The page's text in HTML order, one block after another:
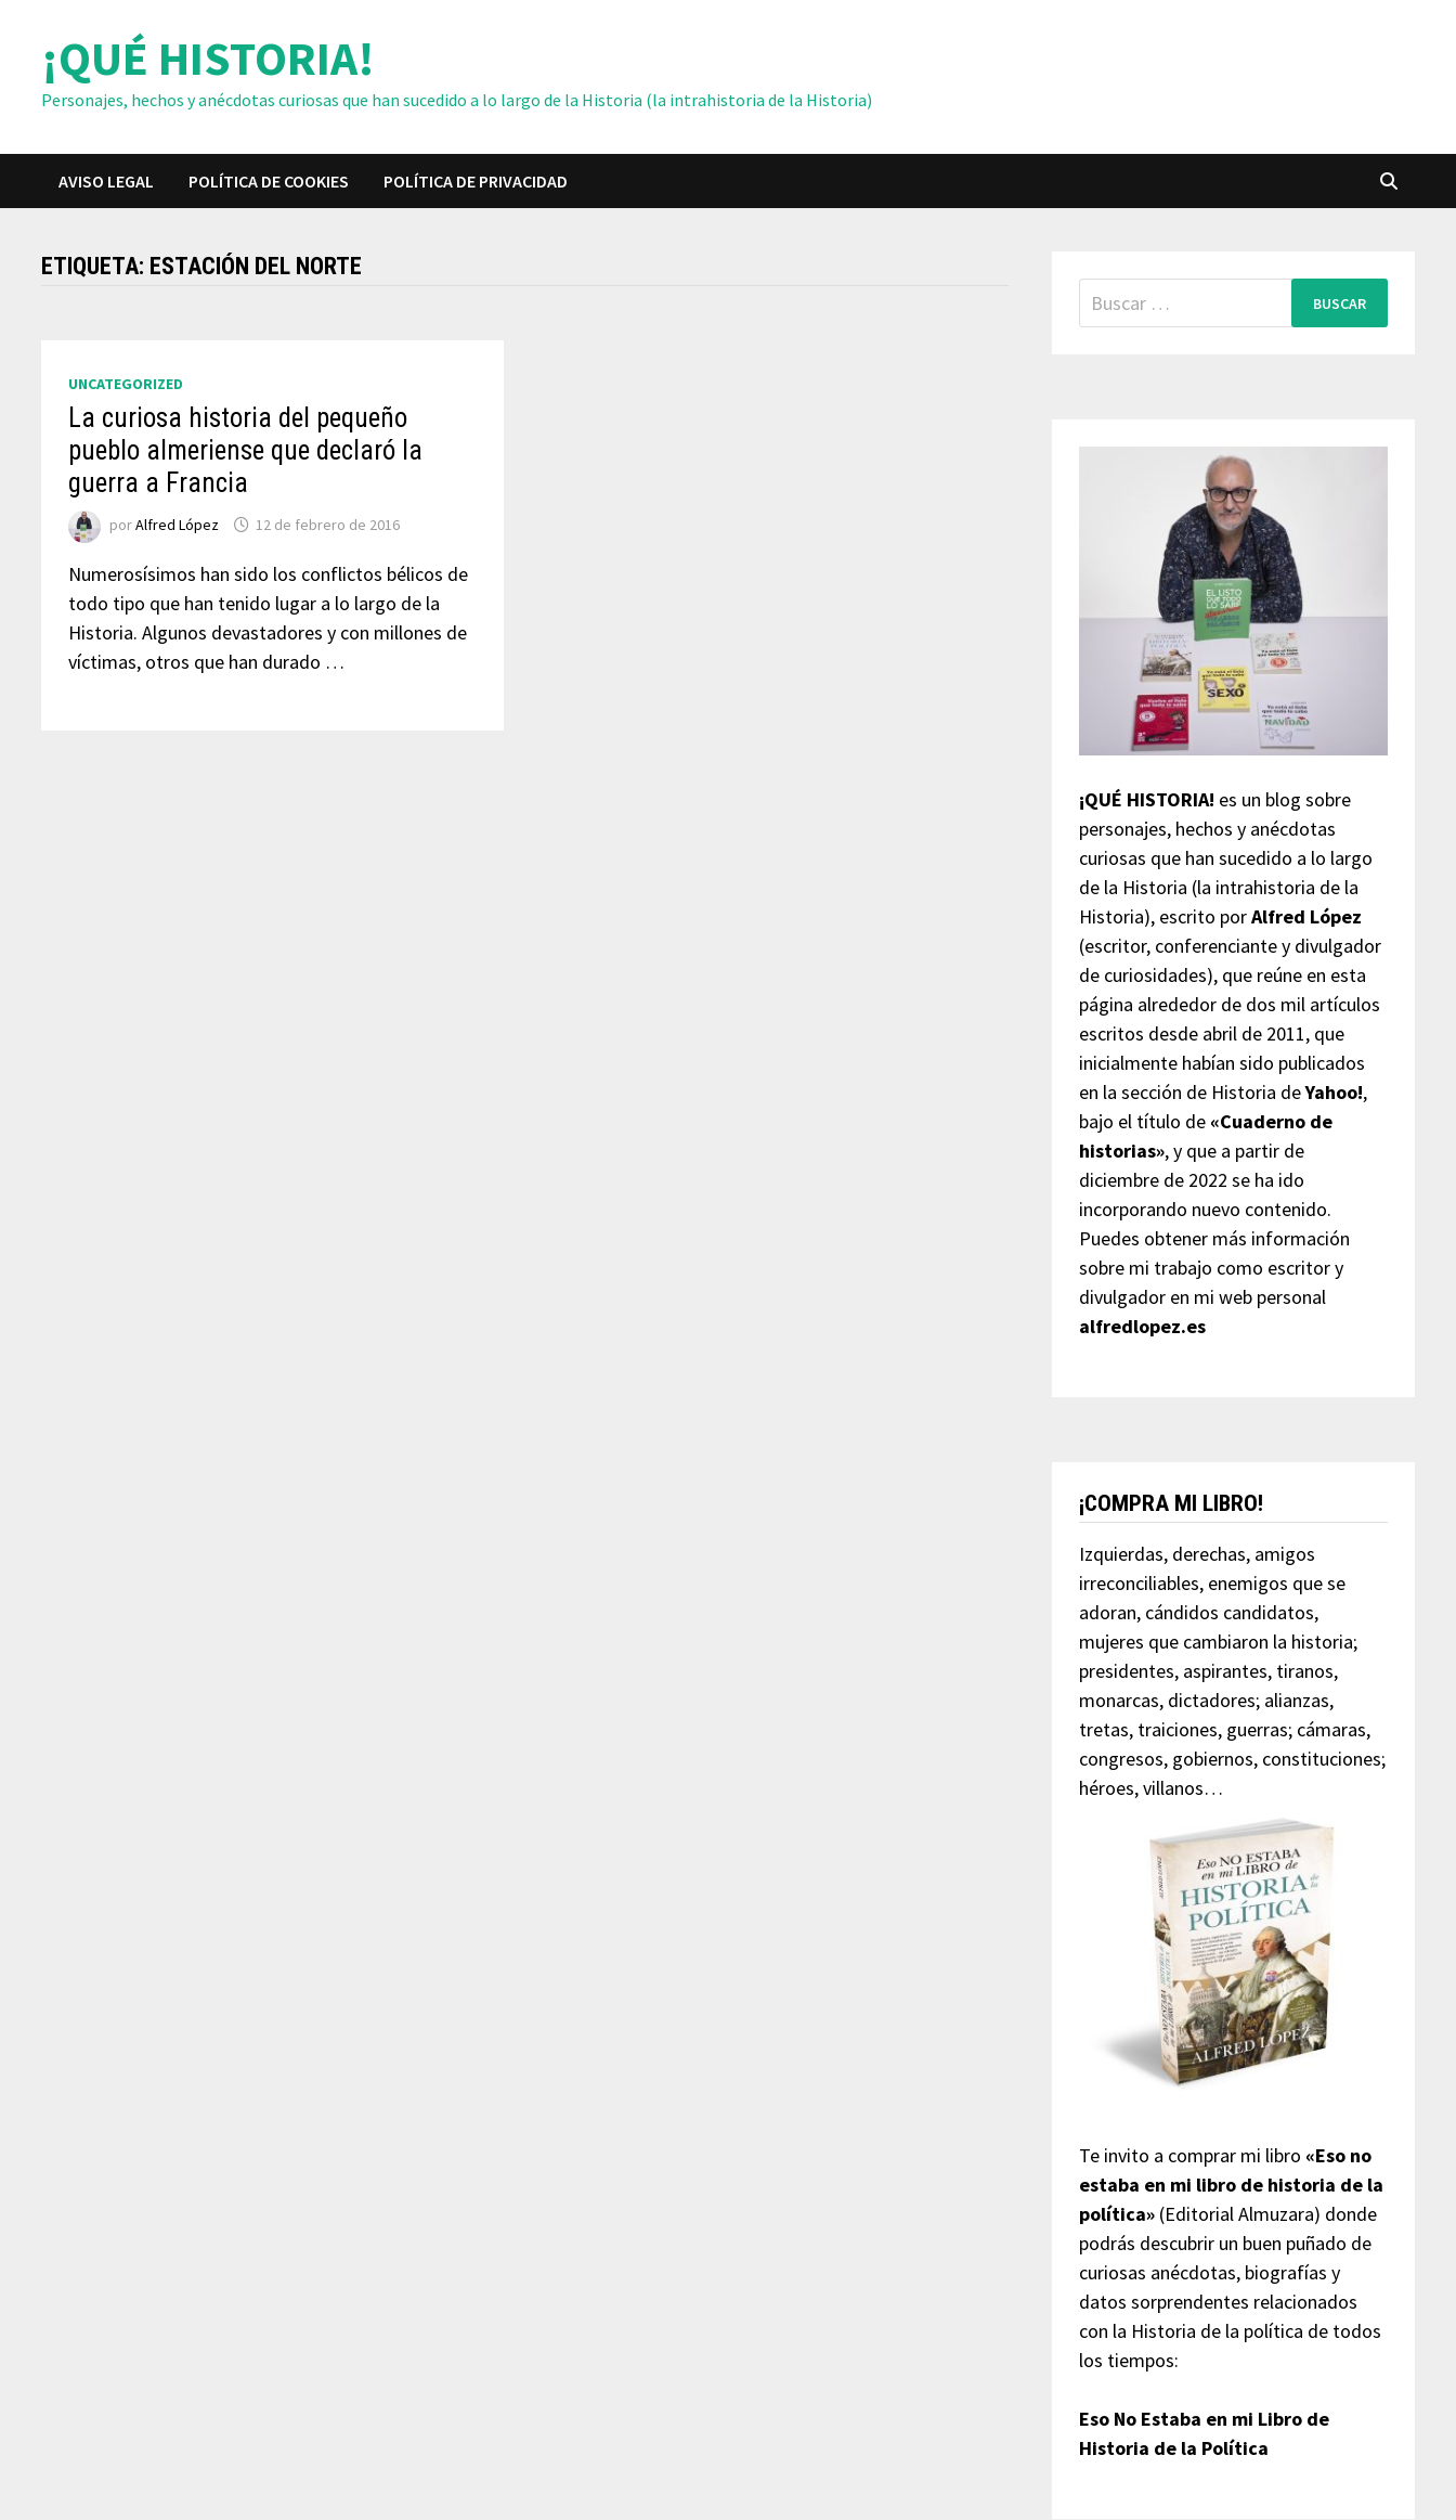
contenido¡QUÉ HISTORIA!
Personajes, hechos y anécdotas curiosas que han sucedido a lo largo de la Historia (la intrahistoria de la Historia)
AVISO LEGAL POLÍTICA DE COOKIES POLÍTICA DE PRIVACIDAD
ETIQUETA: ESTACIÓN DEL NORTE
UNCATEGORIZED
La curiosa historia del pequeño
pueblo almeriense que declaró la
guerra a Francia
porAlfred López 12 de febrero de 2016
Numerosísimos han sido los conflictos bélicos de
todo tipo que han tenido lugar a lo largo de la
Historia. Algunos devastadores y con millones de
víctimas, otros que han durado …
Buscar:
¡QUÉ HISTORIA! es un blog sobre
personajes, hechos y anécdotas
curiosas que han sucedido a lo largo
de la Historia (la intrahistoria de la
Historia), escrito porAlfred López
(escritor, conferenciante y divulgador
de curiosidades), que reúne en esta
página alrededor de dos mil artículos
escritos desde abril de 2011, que
inicialmente habían sido publicados
en la sección de Historia deYahoo!,
bajo el título de «Cuaderno de
historias», y que a partir de
diciembre de 2022 se ha ido
incorporando nuevo contenido.
Puedes obtener más información
sobre mi trabajo como escritor y
divulgador en mi web personal
alfredlopez.es
¡COMPRA MI LIBRO!
Izquierdas, derechas, amigos
irreconciliables, enemigos que se
adoran, cándidos candidatos,
mujeres que cambiaron la historia;
presidentes, aspirantes, tiranos,
monarcas, dictadores; alianzas,
tretas, traiciones, guerras; cámaras,
congresos, gobiernos, constituciones;
héroes, villanos…
Te invito a comprar mi libro «Eso no
estaba en mi libro de historia de la
política»(Editorial Almuzara) donde
podrás descubrir un buen puñado de
curiosas anécdotas, biografías y
datos sorprendentes relacionados
con la Historia de la política de todos
los tiempos:
Eso No Estaba en mi Libro de
Historia de la Política